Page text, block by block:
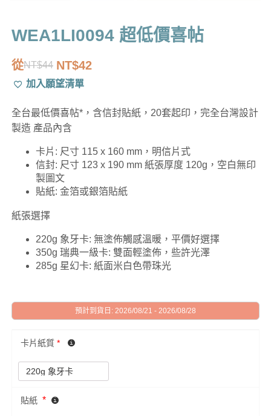
WEA1LI0094 超低價喜帖
從NT$44
原
始
價
格：
NT$42
目
前
價
格：
加入願望清單
全台最低價喜帖*，含信封貼紙，20套起印，完全台灣設計
製造 產品內含
卡片: 尺寸 115 x 160 mm，明信片式
信封: 尺寸 123 x 190 mm 紙張厚度 120g，空白無印
製圖文
貼紙: 金箔或銀箔貼紙
紙張選擇
220g 象牙卡: 無塗佈觸感溫暖，平價好選擇
350g 瑞典一級卡: 雙面輕塗佈，些許光澤
285g 星幻卡: 紙面米白色帶珠光
預計到貨日: 2026/08/21 - 2026/08/28
卡片紙質 *
貼紙 *